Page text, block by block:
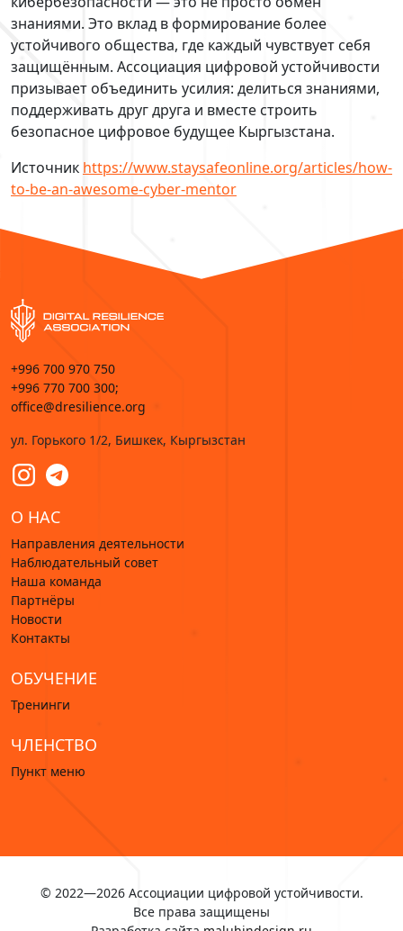
знаниями. Это вклад в формирование более
устойчивого общества, где каждый чувствует себя
защищённым. Ассоциация цифровой устойчивости
призывает объединить усилия: делиться знаниями,
поддерживать друг друга и вместе строить
безопасное цифровое будущее Кыргызстана.
Источник https://www.staysafeonline.org/articles/how-
to-be-an-awesome-cyber-mentor
+996 700 970 750
+996 770 700 300;
office@dresilience.org
ул. Горького 1/2, Бишкек, Кыргызстан
О НАС
Направления деятельности
Наблюдательный совет
Наша команда
Партнёры
Новости
Контакты
ОБУЧЕНИЕ
Тренинги
ЧЛЕНСТВО
Пункт меню
© 2022—2026 Ассоциации цифровой устойчивости.
Все права защищены